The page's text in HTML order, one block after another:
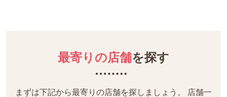
最寄りの店舗を探す
まずは下記から最寄りの店舗を探しましょう。
店舗一